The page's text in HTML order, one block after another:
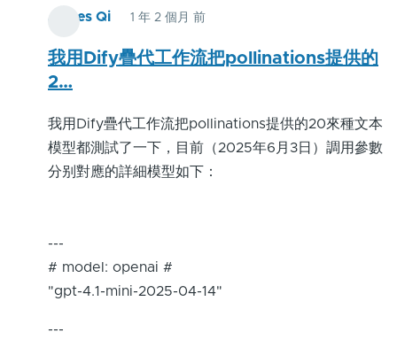
James Qi 1 年 2 個月 前
我用Dify疊代工作流把pollinations提供的
2…
我用Dify疊代工作流把pollinations提供的20來種文本
模型都測試了一下，目前（2025年6月3日）調用參數
分别對應的詳細模型如下：
---
# model: openai #
"gpt-4.1-mini-2025-04-14"
---